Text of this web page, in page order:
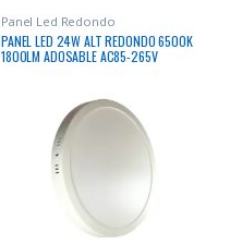
Panel Led Redondo
PANEL LED 24W ALT REDONDO 6500K
1800LM ADOSABLE AC85-265V